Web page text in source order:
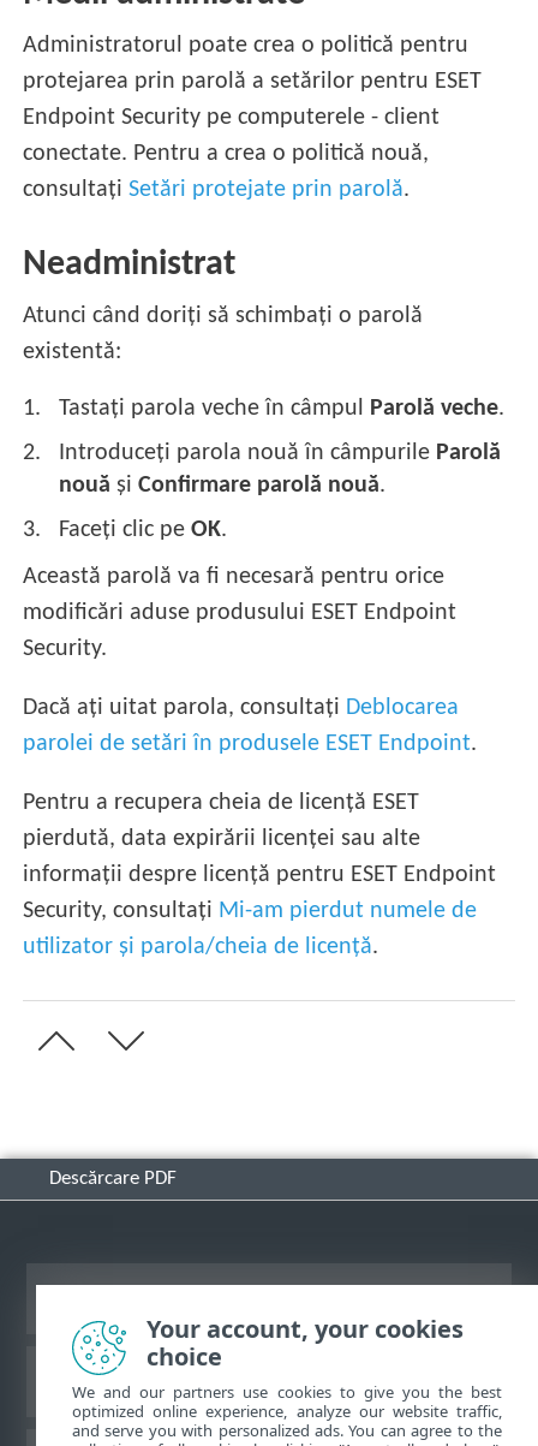
Administratorul poate crea o politică pentru
protejarea prin parolă a setărilor pentru ESET
Endpoint Security pe computerele - client
conectate. Pentru a crea o politică nouă,
consultațiSetări protejate prin parolă.
Neadministrat
Atunci când doriți să schimbați o parolă
existentă:
Tastați parola veche în câmpul Parolă veche.
Introduceți parola nouă în câmpurile Parolă
nouă șiConfirmare parolă nouă.
Faceți clic peOK.
Această parolă va fi necesară pentru orice
modificări aduse produsului ESET Endpoint
Security.
Dacă ați uitat parola, consultați Deblocarea
parolei de setări în produsele ESET Endpoint.
Pentru a recupera cheia de licență ESET
pierdută, data expirării licenței sau alte
informații despre licență pentru ESET Endpoint
Security, consultați Mi-am pierdut numele de
utilizator și parola/cheia de licență.
Descărcare PDF
Baza de cunoștințe ESET
Your account, your cookies
choice
We and our partners use cookies to give you the best
optimized online experience, analyze our website traffic,
and serve you with personalized ads. You can agree to the